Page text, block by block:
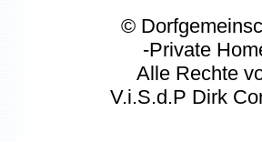
© Dorfgemeinschaft
-Private
Alle Rechte
V.i.S.d.P Dirk